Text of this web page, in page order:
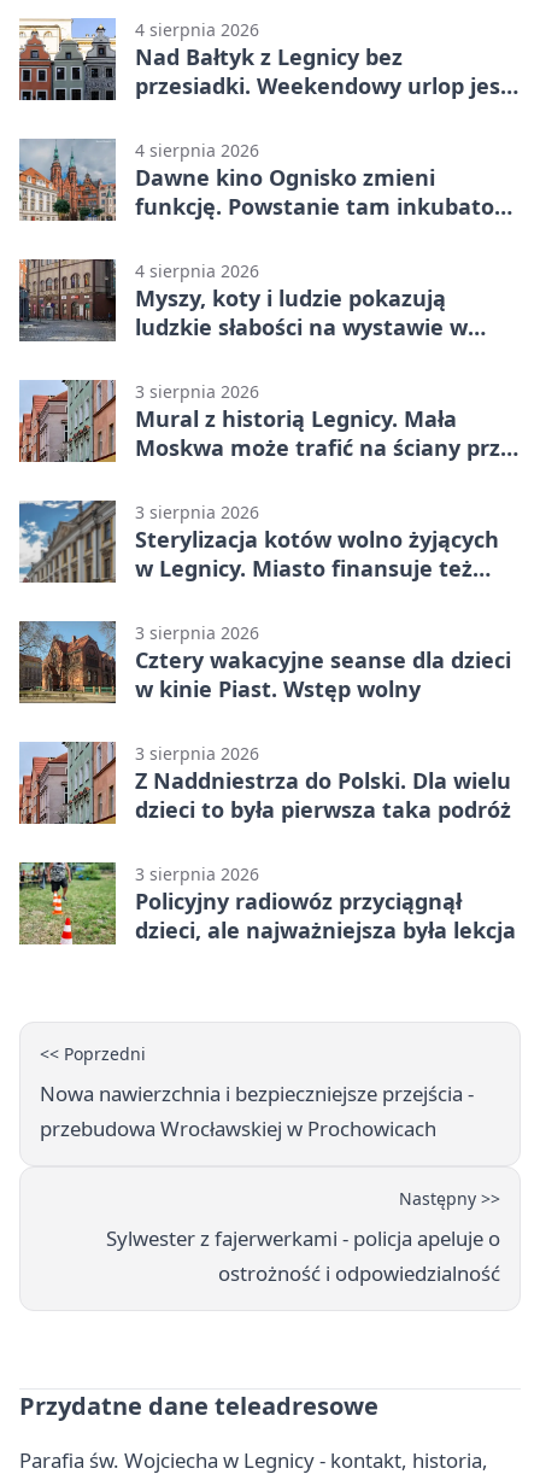
4 sierpnia 2026
Nad Bałtyk z Legnicy bez
przesiadki. Weekendowy urlop jest
4 sierpnia 2026
Dawne kino Ognisko zmieni
funkcję. Powstanie tam inkubator
4 sierpnia 2026
Myszy, koty i ludzie pokazują
ludzkie słabości na wystawie w
3 sierpnia 2026
Mural z historią Legnicy. Mała
Moskwa może trafić na ściany przy
3 sierpnia 2026
Sterylizacja kotów wolno żyjących
w Legnicy. Miasto finansuje też
3 sierpnia 2026
Cztery wakacyjne seanse dla dzieci
w kinie Piast. Wstęp wolny
3 sierpnia 2026
Z Naddniestrza do Polski. Dla wielu
dzieci to była pierwsza taka podróż
3 sierpnia 2026
Policyjny radiowóz przyciągnął
dzieci, ale najważniejsza była lekcja
<< Poprzedni
Nowa nawierzchnia i bezpieczniejsze przejścia -
przebudowa Wrocławskiej w Prochowicach
Następny >>
Sylwester z fajerwerkami - policja apeluje o
ostrożność i odpowiedzialność
Przydatne dane teleadresowe
Parafia św. Wojciecha w Legnicy - kontakt, historia,